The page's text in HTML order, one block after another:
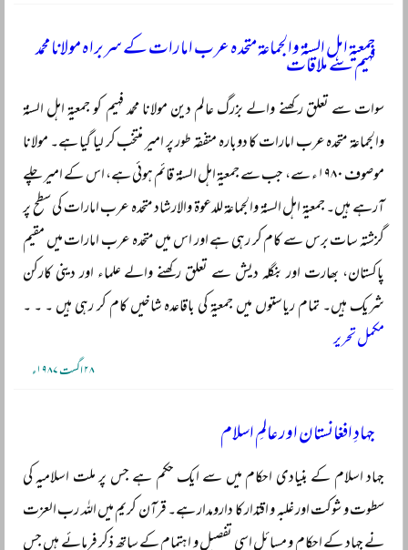
جمعیۃ اہل السنۃ والجماعۃ متحدہ عرب امارات کے سربراہ مولانا محمد
فہیم سے ملاقات
سوات سے تعلق رکھنے والے بزرگ عالم دین مولانا محمد فہیم کو جمعیۃ اہل السنۃ
والجماعۃ متحدہ عرب امارات کا دوبارہ متفقہ طور پر امیر منتخب کر لیا گیا ہے۔ مولانا
موصوف ۱۹۸۰ء سے، جب سے جمعیۃ اہل السنۃ قائم ہوئی ہے، اس کے امیر چلے
آرہے ہیں۔ جمعیۃ اہل السنۃ والجماعۃ للدعوۃ والارشاد متحدہ عرب امارات کی سطح پر
گزشتہ سات برس سے کام کر رہی ہے اور اس میں متحدہ عرب امارات میں مقیم
پاکستان، بھارت اور بنگلہ دیش سے تعلق رکھنے والے علماء اور دینی کارکن
شریک ہیں۔ تمام ریاستوں میں جمعیۃ کی باقاعدہ شاخیں کام کر رہی ہیں ۔ ۔ ۔
مکمل تحریر
۲۸ اگست ۱۹۸۷ء
جہادِ افغانستان اور عالمِ اسلام
جہاد اسلام کے بنیادی احکام میں سے ایک حکم ہے جس پر ملت اسلامیہ کی
سطوت و شوکت اور غلبہ و اقتدار کا دارومدار ہے۔ قرآن کریم میں اللہ رب العزت